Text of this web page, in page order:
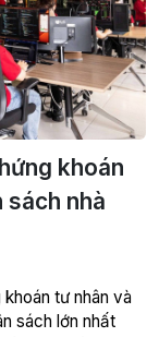
khoán
sách nhà
tư nhân và
sách lớn nhất